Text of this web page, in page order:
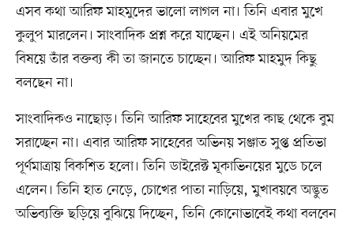
এসব কথা আরিফ মাহমুদের ভালো লাগল না। তিনি এবার মুখে
কুলুপ মারলেন। সাংবাদিক প্রশ্ন করে যাচ্ছেন। এই অনিয়মের
বিষয়ে তাঁর বক্তব্য কী তা জানতে চাচ্ছেন। আরিফ মাহমুদ কিছু
বলছেন না।
সাংবাদিকও নাছোড়। তিনি আরিফ সাহেবের মুখের কাছ থেকে বুম
সরাচ্ছেন না। এবার আরিফ সাহেবের অভিনয় সঞ্জাত সুপ্ত প্রতিভা
পূর্ণমাত্রায় বিকশিত হলো। তিনি ডাইরেক্ট মূকাভিনয়ের মুডে চলে
এলেন। তিনি হাত নেড়ে, চোখের পাতা নাড়িয়ে, মুখাবয়বে অদ্ভুত
অভিব্যক্তি ছড়িয়ে বুঝিয়ে দিচ্ছেন, তিনি কোনোভাবেই কথা বলবেন